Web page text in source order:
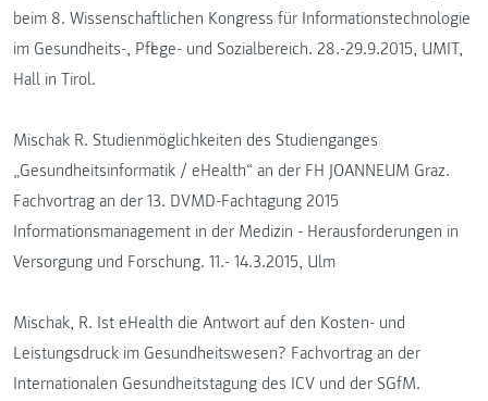
beim 8. Wissenschaftlichen Kongress für Informationstechnologie
im Gesundheits-, Pflege- und Sozialbereich. 28.-29.9.2015, UMIT,
Hall in Tirol.
Mischak R. Studienmöglichkeiten des Studienganges
„Gesundheitsinformatik / eHealth“ an der FH JOANNEUM Graz.
Fachvortrag an der 13. DVMD-Fachtagung 2015
Informationsmanagement in der Medizin - Herausforderungen in
Versorgung und Forschung. 11.- 14.3.2015, Ulm
Mischak, R. Ist eHealth die Antwort auf den Kosten- und
Leistungsdruck im Gesundheitswesen? Fachvortrag an der
Internationalen Gesundheitstagung des ICV und der SGfM.